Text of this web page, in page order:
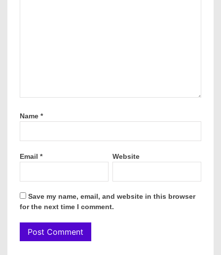
Name *
Email * Website
Save my name, email, and website in this browser
for the next time I comment.